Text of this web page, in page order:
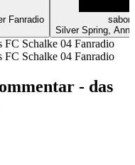
Fanradio
Silver Spring,
FC Schalke 04 Fanradio
FC Schalke 04 Fanradio
- das